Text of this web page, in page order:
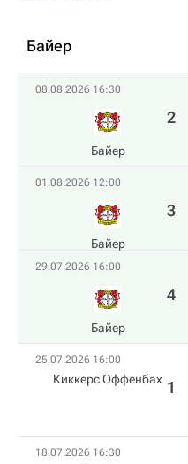
Байер
08.08.2026 16:30
Байер
2
01.08.2026 12:00
Байер
3
29.07.2026 16:00
Байер
4
25.07.2026 16:00
Киккерс Оффенбах 1
18.07.2026 16:30